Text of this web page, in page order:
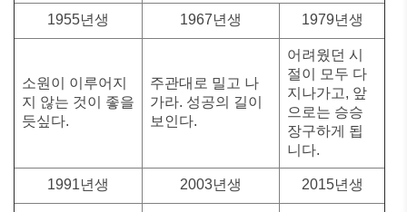
1955년생 1967년생 1979년생
소원이 이루어지
지 않는 것이 좋을
듯싶다.
주관대로 밀고 나
가라. 성공의 길이
보인다.
어려웠던 시
절이 모두 다
지나가고, 앞
으로는 승승
장구하게 됩
니다.
1991년생 2003년생 2015년생